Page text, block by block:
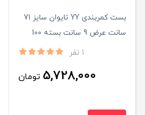
بست کمربندی YY تایوان سایز 71
سانت عرض 9 سانت بسته 100
1 نفر
5,728,000 تومان